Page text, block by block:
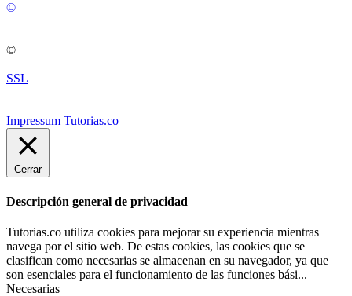
©
©
SSL
Impressum Tutorias.co
Cerrar
Descripción general de privacidad
Tutorias.co utiliza cookies para mejorar su experiencia mientras
navega por el sitio web. De estas cookies, las cookies que se
clasifican como necesarias se almacenan en su navegador, ya que
son esenciales para el funcionamiento de las funciones bási...
Necesarias